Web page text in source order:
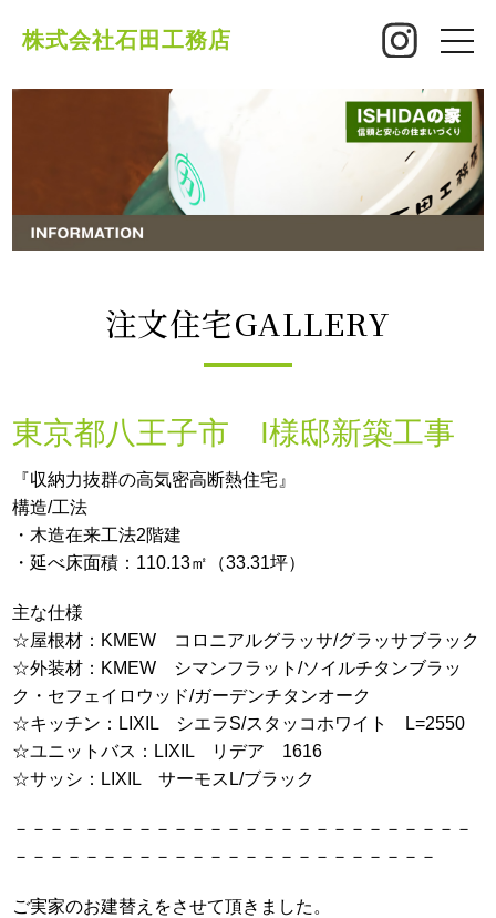
株式会社石田工務店
toggle
注文住宅GALLERY
東京都八王子市 I様邸新築工事
『収納力抜群の高気密高断熱住宅』
構造/工法
・木造在来工法2階建
・延べ床面積：110.13㎡（33.31坪）
主な仕様
☆屋根材：KMEW コロニアルグラッサ/グラッサブラック
☆外装材：KMEW シマンフラット/ソイルチタンブラッ
ク・セフェイロウッド/ガーデンチタンオーク
☆キッチン：LIXIL シエラS/スタッコホワイト L=2550
☆ユニットバス：LIXIL リデア 1616
☆サッシ：LIXIL サーモスL/ブラック
－－－－－－－－－－－－－－－－－－－－－－－－－－
－－－－－－－－－－－－－－－－－－－－－－－－
ご実家のお建替えをさせて頂きました。